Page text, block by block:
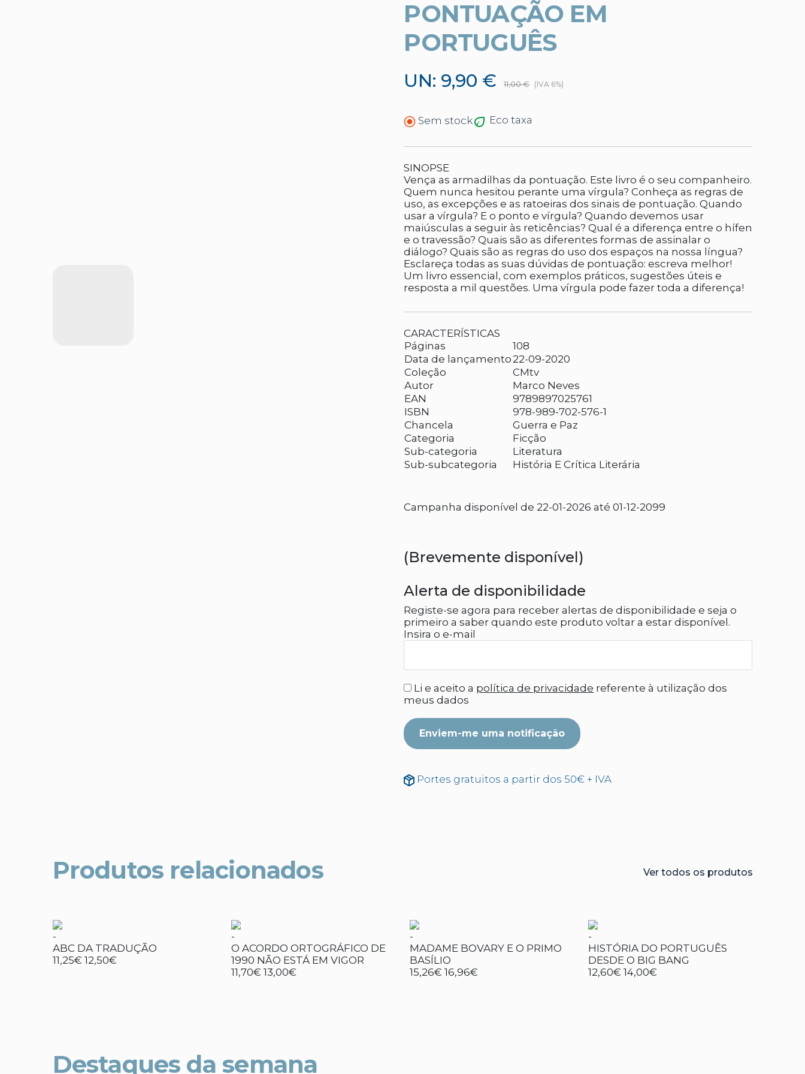
PONTUAÇÃO EM
PORTUGUÊS
UN: 9,90 € 11,00 € (IVA 6%)
Sem stock Eco taxa
SINOPSE
Vença as armadilhas da pontuação. Este livro é o seu companheiro.
Quem nunca hesitou perante uma vírgula? Conheça as regras de
uso, as excepções e as ratoeiras dos sinais de pontuação. Quando
usar a vírgula? E o ponto e vírgula? Quando devemos usar
maiúsculas a seguir às reticências? Qual é a diferença entre o hífen
e o travessão? Quais são as diferentes formas de assinalar o
diálogo? Quais são as regras do uso dos espaços na nossa língua?
Esclareça todas as suas dúvidas de pontuação: escreva melhor!
Um livro essencial, com exemplos práticos, sugestões úteis e
resposta a mil questões. Uma vírgula pode fazer toda a diferença!
CARACTERÍSTICAS
Páginas
108
Data de lançamento 22-09-2020
Coleção
CMtv
Autor
Marco Neves
EAN
9789897025761
ISBN
978-989-702-576-1
Chancela
Guerra e Paz
Categoria
Ficção
Sub-categoria
Literatura
Sub-subcategoria
História E Crítica Literária
Campanha disponível de 22-01-2026 até 01-12-2099
(Brevemente disponível)
Alerta de disponibilidade
Registe-se agora para receber alertas de disponibilidade e seja o
primeiro a saber quando este produto voltar a estar disponível.
Insira o e-mail
Li e aceito a política de privacidade referente à utilização dos
meus dados
Enviem-me uma notificação
Portes gratuitos a partir dos 50€ + IVA
Produtos relacionados Ver todos os produtos
-
ABC DA TRADUÇÃO
11,25€ 12,50€
-
O ACORDO ORTOGRÁFICO DE
1990 NÃO ESTÁ EM VIGOR
11,70€ 13,00€
-
MADAME BOVARY E O PRIMO
BASÍLIO
15,26€ 16,96€
-
HISTÓRIA DO PORTUGUÊS
DESDE O BIG BANG
12,60€ 14,00€
Destaques da semana